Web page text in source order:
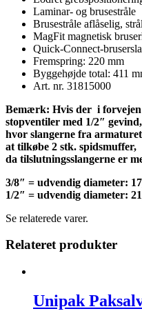
Laminar- og brusestråle
Brusestråle aflåselig,
MagFit magnetisk
Quick-Connect-
Fremspring: 220 mm
Byggehøjde total: 411
Art. nr. 31815000
Bemærk: Hvis der i forvejen
stopventiler med 1/2″ gevind,
hvor slangerne fra
at tilkøbe 2 stk. spidsmuffer,
da tilslutningsslangerne er
3/8″ = udvendig diameter:
1/2″ = udvendig diameter:
Se relaterede varer.
Relateret produkter
Unipak